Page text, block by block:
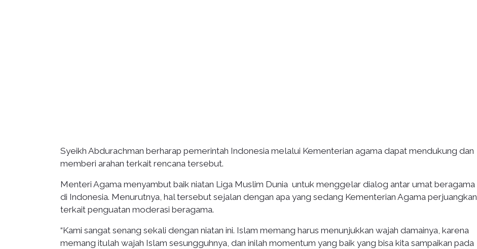
Syeikh Abdurachman berharap pemerintah Indonesia melalui Kementerian agama dapat mendukung dan
memberi arahan terkait rencana tersebut.
Menteri Agama menyambut baik niatan Liga Muslim Dunia untuk menggelar dialog antar umat beragama
di Indonesia. Menurutnya, hal tersebut sejalan dengan apa yang sedang Kementerian Agama perjuangkan
terkait penguatan moderasi beragama.
“Kami sangat senang sekali dengan niatan ini. Islam memang harus menunjukkan wajah damainya, karena
memang itulah wajah Islam sesungguhnya, dan inilah momentum yang baik yang bisa kita sampaikan pada